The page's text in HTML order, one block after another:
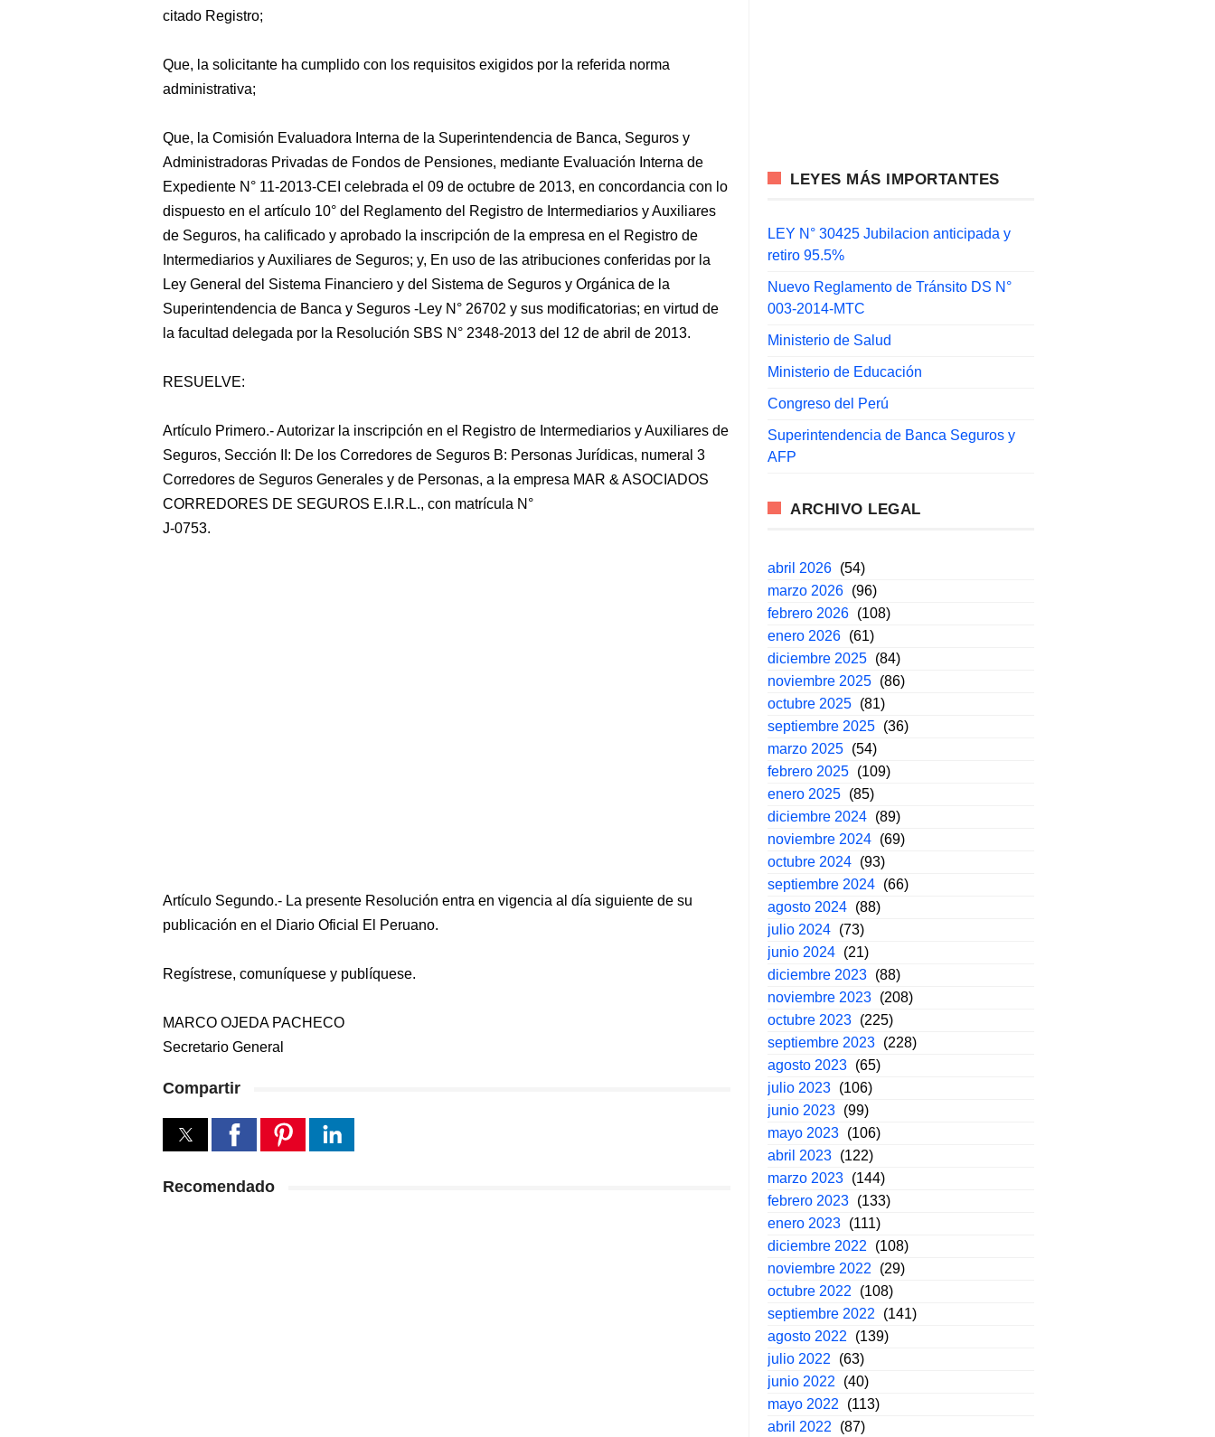
citado Registro;
Que, la solicitante ha cumplido con los requisitos exigidos por la referida norma
administrativa;
Que, la Comisión Evaluadora Interna de la Superintendencia de Banca, Seguros y
Administradoras Privadas de Fondos de Pensiones, mediante Evaluación Interna de
Expediente N° 11-2013-CEI celebrada el 09 de octubre de 2013, en concordancia con lo
dispuesto en el artículo 10° del Reglamento del Registro de Intermediarios y Auxiliares
de Seguros, ha calificado y aprobado la inscripción de la empresa en el Registro de
Intermediarios y Auxiliares de Seguros; y, En uso de las atribuciones conferidas por la
Ley General del Sistema Financiero y del Sistema de Seguros y Orgánica de la
Superintendencia de Banca y Seguros -Ley N° 26702 y sus modificatorias; en virtud de
la facultad delegada por la Resolución SBS N° 2348-2013 del 12 de abril de 2013.
RESUELVE:
Artículo Primero.- Autorizar la inscripción en el Registro de Intermediarios y Auxiliares de
Seguros, Sección II: De los Corredores de Seguros B: Personas Jurídicas, numeral 3
Corredores de Seguros Generales y de Personas, a la empresa MAR & ASOCIADOS
CORREDORES DE SEGUROS E.I.R.L., con matrícula N°
J-0753.
Artículo Segundo.- La presente Resolución entra en vigencia al día siguiente de su
publicación en el Diario Oficial El Peruano.
Regístrese, comuníquese y publíquese.
MARCO OJEDA PACHECO
Secretario General
Compartir
Recomendado
LEYES MÁS IMPORTANTES
LEY N° 30425 Jubilacion anticipada y
retiro 95.5%
Nuevo Reglamento de Tránsito DS N°
003-2014-MTC
Ministerio de Salud
Ministerio de Educación
Congreso del Perú
Superintendencia de Banca Seguros y
AFP
ARCHIVO LEGAL
abril 2026 (54)
marzo 2026 (96)
febrero 2026 (108)
enero 2026 (61)
diciembre 2025 (84)
noviembre 2025 (86)
octubre 2025 (81)
septiembre 2025 (36)
marzo 2025 (54)
febrero 2025 (109)
enero 2025 (85)
diciembre 2024 (89)
noviembre 2024 (69)
octubre 2024 (93)
septiembre 2024 (66)
agosto 2024 (88)
julio 2024 (73)
junio 2024 (21)
diciembre 2023 (88)
noviembre 2023 (208)
octubre 2023 (225)
septiembre 2023 (228)
agosto 2023 (65)
julio 2023 (106)
junio 2023 (99)
mayo 2023 (106)
abril 2023 (122)
marzo 2023 (144)
febrero 2023 (133)
enero 2023 (111)
diciembre 2022
(108)
noviembre 2022
(29)
octubre 2022
(108)
septiembre 2022
(141)
agosto 2022
(139)
julio 2022
(63)
junio 2022
(40)
mayo 2022
(113)
abril 2022
(87)